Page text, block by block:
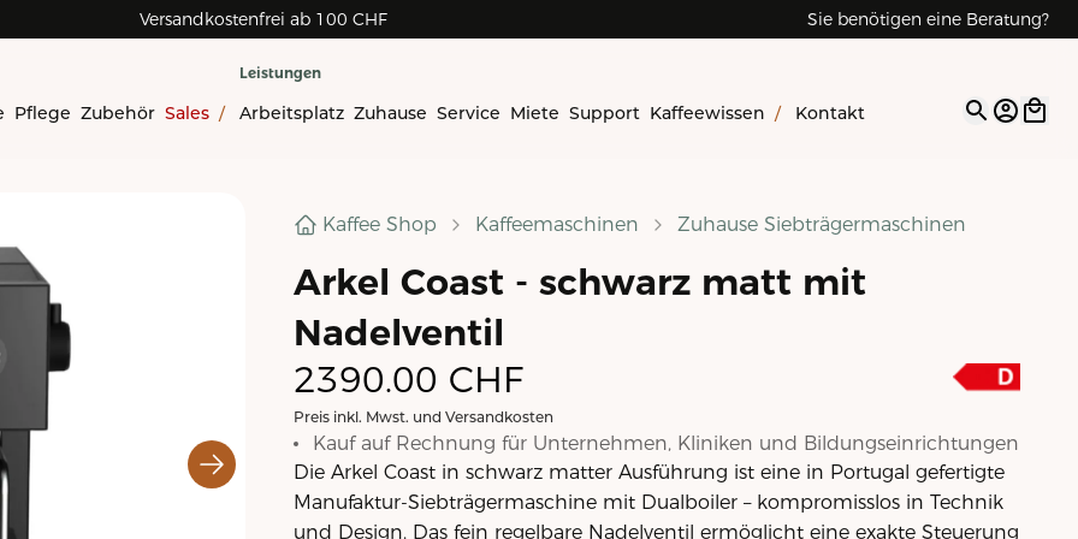
Versandkostenfrei ab 100 CHF Sie benötigen eine Beratung?
Rechnungskauf für Geschäftskunden Reparaturen & Service
Pflege Zubehör Sales /
Leistungen
Arbeitsplatz Zuhause Service Miete Support Kaffeewissen / Kontakt Open
Kaffee Shop Kaffeemaschinen Zuhause Siebträgermaschinen
Arkel Coast - schwarz matt mit
Nadelventil
2390.00 CHF
Preis inkl. Mwst. und Versandkosten
Kauf auf Rechnung für Unternehmen, Kliniken und Bildungseinrichtungen
Die Arkel Coast in schwarz matter Ausführung ist eine in Portugal gefertigte
Manufaktur-Siebträgermaschine mit Dualboiler – kompromisslos in Technik
und Design. Das fein regelbare Nadelventil ermöglicht eine exakte Steuerung